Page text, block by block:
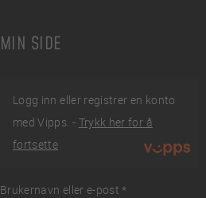
MIN SIDE
Logg inn eller registrer en konto
med Vipps. - Trykk her for å
fortsette
Brukernavn eller e-post*
Påkrevd